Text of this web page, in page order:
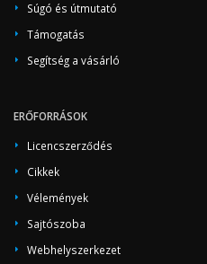
Súgó és útmutató
Támogatás
Segítség a vásárló
ERŐFORRÁSOK
Licencszerződés
Cikkek
Vélemények
Sajtószoba
Webhelyszerkezet